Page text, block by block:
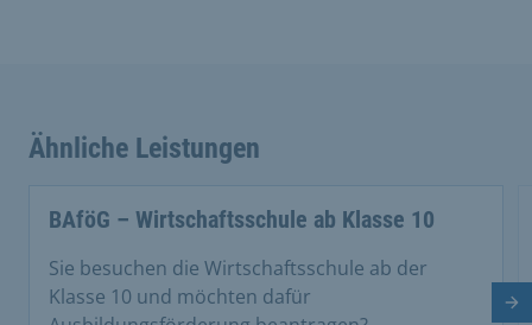
Ähnliche Leistungen
BAföG – Wirtschaftsschule ab Klasse 10
Sie besuchen die Wirtschaftsschule ab der
Klasse 10 und möchten dafür